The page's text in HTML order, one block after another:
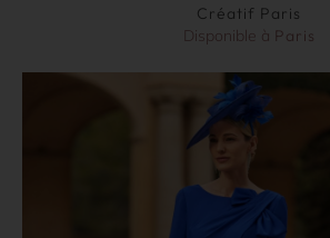
Créatif Paris
Disponible à Paris